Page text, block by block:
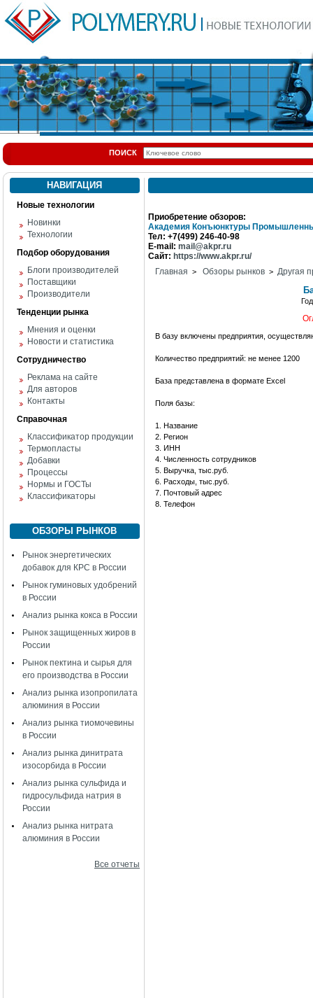
ПОИСК
НАВИГАЦИЯ
Новые технологии
Новинки
Технологии
Подбор оборудования
Блоги производителей
Поставщики
Производители
Тенденции рынка
Мнения и оценки
Новости и статистика
Сотрудничество
Реклама на сайте
Для авторов
Контакты
Справочная
Классификатор продукции
Термопласты
Добавки
Процессы
Нормы и ГОСТы
Классификаторы
ОБЗОРЫ РЫНКОВ
Рынок энергетических
добавок для КРС в России
Рынок гуминовых удобрений
в России
Анализ рынка кокса в России
Рынок защищенных жиров в
России
Рынок пектина и сырья для
его производства в России
Анализ рынка изопропилата
алюминия в России
Анализ рынка тиомочевины
в России
Анализ рынка динитрата
изосорбида в России
Анализ рынка сульфида и
гидросульфида натрия в
России
Анализ рынка нитрата
алюминия в России
Все отчеты
Приобретение обзоров:
Академия Конъюнктуры
Тел: +7(499) 246-40-98
E-mail: mail@akpr.ru
Сайт: https://www.akpr.ru/
Главная > Обзоры рынков > Другая
В базу включены предприятия,
Количество предприятий: не менее 1200
База представлена в формате Excel
Поля базы:
1. Название
2. Регион
3. ИНН
4. Численность сотрудников
5. Выручка, тыс.руб.
6. Расходы, тыс.руб.
7. Почтовый адрес
8. Телефон